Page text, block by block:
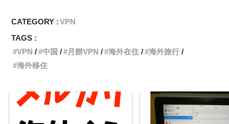
CATEGORY :VPN
TAGS :
VPN
中国 月餅VPN 海外在住
海外旅行
海外移住